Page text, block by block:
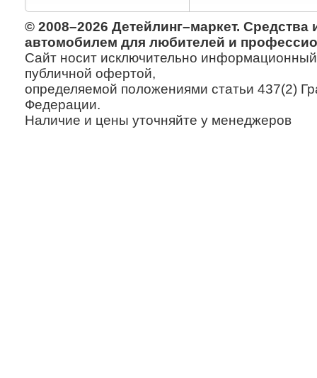
© 2008–2026 Детейлинг–маркет. Средства
автомобилем для любителей и
Сайт носит исключительно информационный
публичной офертой,
определяемой положениями статьи 437(2)
Федерации.
Наличие и цены уточняйте у менеджеров